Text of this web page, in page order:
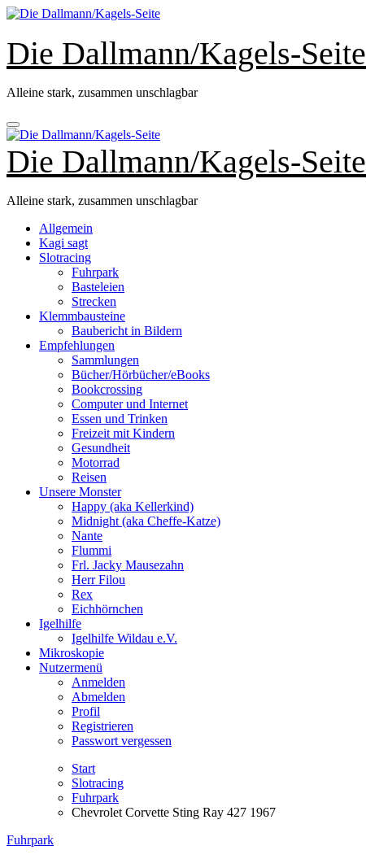
Zum
springen
Die Dallmann/Kagels-Seite
Alleine stark, zusammen unschlagbar
Die Dallmann/Kagels-Seite
Alleine stark, zusammen unschlagbar
Allgemein
Kagi sagt
Slotracing
Fuhrpark
Basteleien
Strecken
Klemmbausteine
Baubericht in Bildern
Empfehlungen
Sammlungen
Bücher/Hörbücher/eBooks
Bookcrossing
Computer und Internet
Essen und Trinken
Freizeit mit Kindern
Gesundheit
Motorrad
Reisen
Unsere Monster
Happy (aka Kellerkind)
Midnight (aka Cheffe-Katze)
Nante
Flummi
Frl. Jacky Mausezahn
Herr Filou
Rex
Eichhörnchen
Igelhilfe
Igelhilfe Wildau e.V.
Mikroskopie
Nutzermenü
Anmelden
Abmelden
Profil
Registrieren
Passwort vergessen
Start
Slotracing
Fuhrpark
Chevrolet Corvette Sting Ray 427 1967
Fuhrpark